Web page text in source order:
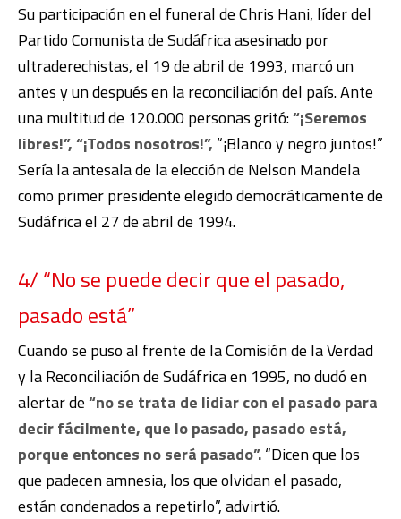
Su participación en el funeral de Chris Hani, líder del
Partido Comunista de Sudáfrica asesinado por
ultraderechistas, el 19 de abril de 1993, marcó un
antes y un después en la reconciliación del país. Ante
una multitud de 120.000 personas gritó:“¡Seremos
libres!”, “¡Todos nosotros!”, “¡Blanco y negro juntos!”
Sería la antesala de la elección de Nelson Mandela
como primer presidente elegido democráticamente de
Sudáfrica el 27 de abril de 1994.
4/ “No se puede decir que el pasado,
pasado está”
Cuando se puso al frente de la Comisión de la Verdad
y la Reconciliación de Sudáfrica en 1995, no dudó en
alertar de“no se trata de lidiar con el pasado para
decir fácilmente, que lo pasado, pasado está,
porque entonces no será pasado”.“Dicen que los
que padecen amnesia, los que olvidan el pasado,
están condenados a repetirlo”, advirtió.